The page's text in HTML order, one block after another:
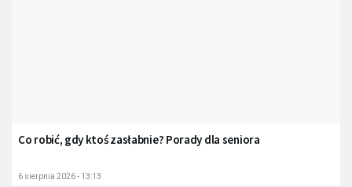
Co robić, gdy ktoś zasłabnie? Porady dla seniora
6 sierpnia 2026 - 13:13